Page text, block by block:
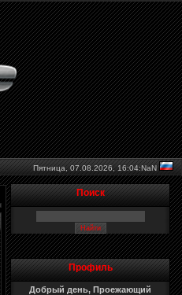
Пятница, 07.08.2026,16:04:NaN
Поиск
Профиль
Добрый день, Проежающий